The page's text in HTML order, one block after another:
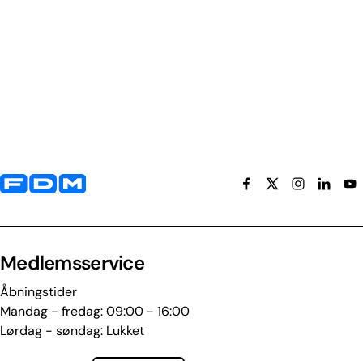
Yderligere information og kontaktoplysninger
Medlemsservice
Åbningstider
Mandag - fredag: 09:00 - 16:00
Lørdag - søndag: Lukket